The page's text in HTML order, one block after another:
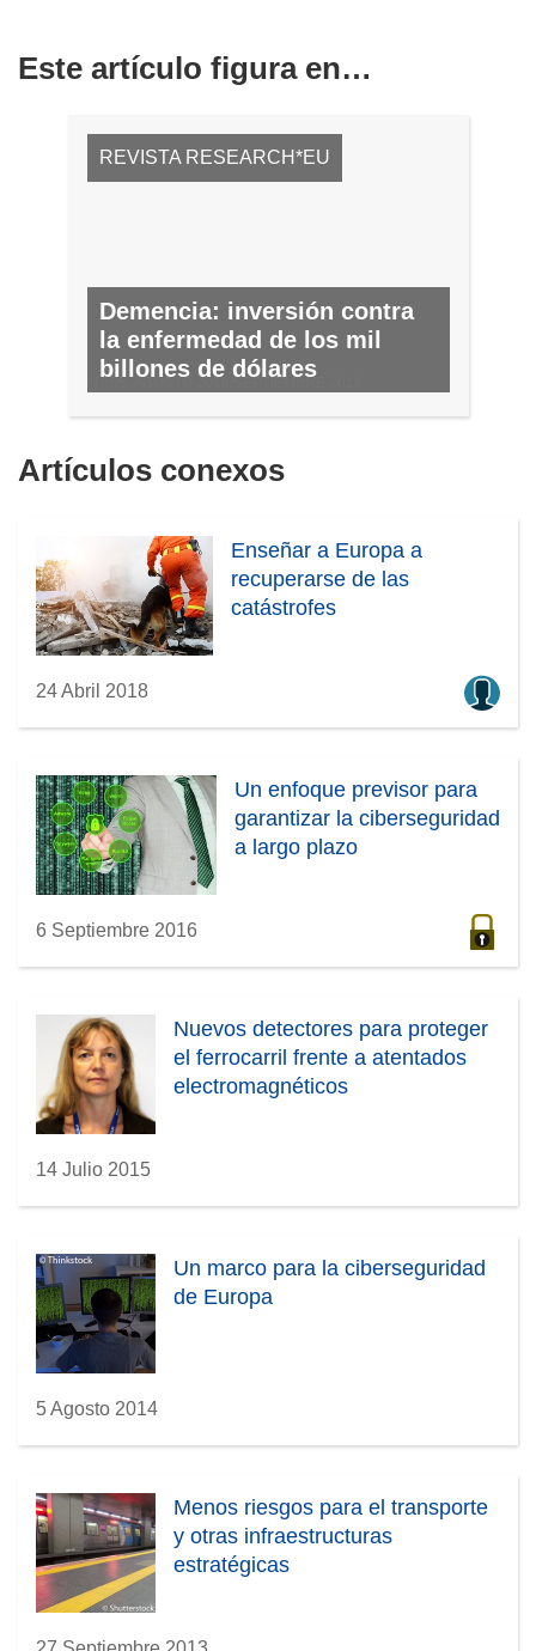
Este artículo figura en…
REVISTA RESEARCH*EU
Demencia: inversión contra
la enfermedad de los mil
billones de dólares
N.º 55, AGOSTO 2016/SEPTIEMBRE 2016
Artículos conexos
Enseñar a Europa a
recuperarse de las
catástrofes
24 Abril 2018
Un enfoque previsor para
garantizar la ciberseguridad
a largo plazo
6 Septiembre 2016
Nuevos detectores para proteger
el ferrocarril frente a atentados
electromagnéticos
14 Julio 2015
Un marco para la ciberseguridad
de Europa
5 Agosto 2014
Menos riesgos para el transporte
y otras infraestructuras
estratégicas